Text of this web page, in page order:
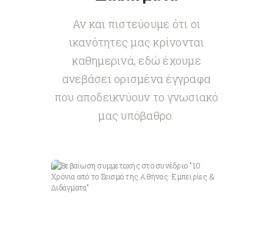
Αν και πιστεύουμε ότι οι
ικανότητες μας κρίνονται
καθημερινά, εδώ έχουμε
ανεβάσει ορισμένα έγγραφα
που αποδεικνύουν το γνωσιακό
μας υπόβαθρο.